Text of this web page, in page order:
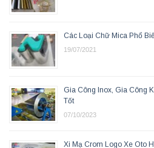
Các Loại Chữ Mica Phổ
19/07/2021
Gia Công Inox, Gia Công
Tốt
07/10/2023
Xi Mạ Crom Logo Xe Oto